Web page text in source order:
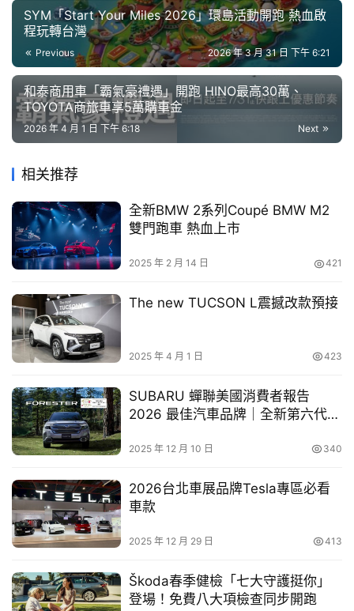
碑
中
古
車
行
百
大
中
古
車
買
車
幫
忙
跨
界
玩
C
A
開啟全新駕馭日常
The All-New Ford Territory以智慧與動力打造家庭出行新
位螢幕，內建最新Vision Plus科技系統，可呈現全螢幕數位
導航及Level 2駕駛輔助系統的三線道虛擬實境畫面，能即
時辨識汽車、廂型車與摩托車，操作直覺順手。12.3吋全彩
LCD觸控螢幕支援Apple CarPlay
® TM
CarbitLink，整合手機鏡像與智慧多功能選單，並提供休憩
與夜景等場景模式。搭配高智慧Ford AI中文語音助理，駕
駛可透過語音輕鬆調整螢幕亮度、氣氛燈、車窗與通風座椅
等設定，讓行車過程更加便利與有趣。
動力方面，The All-New Ford Territory提供1.5T
®
SYM「Start Your Miles 2026」環島活動開跑 熱血啟
程玩轉台灣
Previous 2026 年 3 月 31 日 下午 6:21
和泰商用車「霸氣豪禮遇」開跑 HINO最高30萬、
TOYOTA商旅車享5萬購車金
Next
2026 年 4 月 1 日 下午 6:18
相关推荐
全新BMW 2系列Coupé BMW M2
雙門跑車 熱血上市
2025 年 2 月 14 日 421
The new TUCSON L震撼改款預接
2025 年 4 月 1 日 423
SUBARU 蟬聯美國消費者報告
2026 最佳汽車品牌｜全新第六代
限時享零利率與限量交車禮
2025 年 12 月 10 日 340
2026台北車展品牌Tesla專區必看
車款
2025 年 12 月 29 日 413
Škoda春季健檢「七大守護挺你」
登場！免費八大項檢查同步開跑